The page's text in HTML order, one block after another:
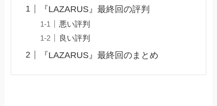
『LAZARUS』最終回の評判
悪い評判
良い評判
『LAZARUS』最終回のまとめ